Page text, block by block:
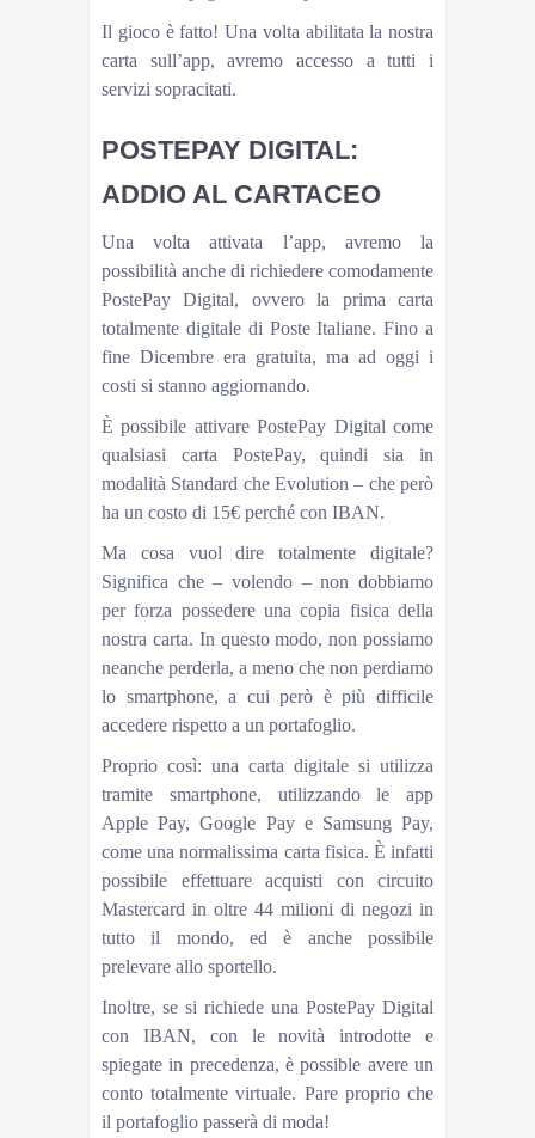
Il gioco è fatto! Una volta abilitata la nostra
carta sull’app, avremo accesso a tutti i
servizi sopracitati.
POSTEPAY DIGITAL:
ADDIO AL CARTACEO
Una volta attivata l’app, avremo la
possibilità anche di richiedere comodamente
PostePay Digital, ovvero la prima carta
totalmente digitale di Poste Italiane. Fino a
fine Dicembre era gratuita, ma ad oggi i
costi si stanno aggiornando.
È possibile attivare PostePay Digital come
qualsiasi carta PostePay, quindi sia in
modalità Standard che Evolution – che però
ha un costo di 15€ perché con IBAN.
Ma cosa vuol dire totalmente digitale?
Significa che – volendo – non dobbiamo
per forza possedere una copia fisica della
nostra carta. In questo modo, non possiamo
neanche perderla, a meno che non perdiamo
lo smartphone, a cui però è più difficile
accedere rispetto a un portafoglio.
Proprio così: una carta digitale si utilizza
tramite smartphone, utilizzando le app
Apple Pay, Google Pay e Samsung Pay,
come una normalissima carta fisica. È infatti
possibile effettuare acquisti con circuito
Mastercard in oltre 44 milioni di negozi in
tutto il mondo, ed è anche possibile
prelevare allo sportello.
Inoltre, se si richiede una PostePay Digital
con IBAN, con le novità introdotte e
spiegate in precedenza, è possible avere un
conto totalmente virtuale. Pare proprio che
il portafoglio passerà di moda!